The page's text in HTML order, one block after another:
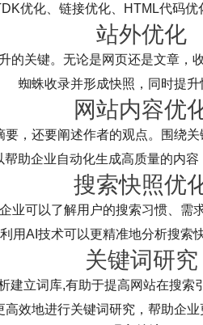
优化、链接优化、HTML代码优
站外优化
的关键。无论是网页还是文章，
蜘蛛收录并形成快照，同时提升
网站内容优
，还要阐述作者的观点。围绕
助企业自动化生成高质量的内
搜索快照优
业可以了解用户的搜索习惯、需
用AI技术可以更精准地分析搜索
关键词研究
建立词库,有助于提高网站在搜
高效地进行关键词研究，帮助企业